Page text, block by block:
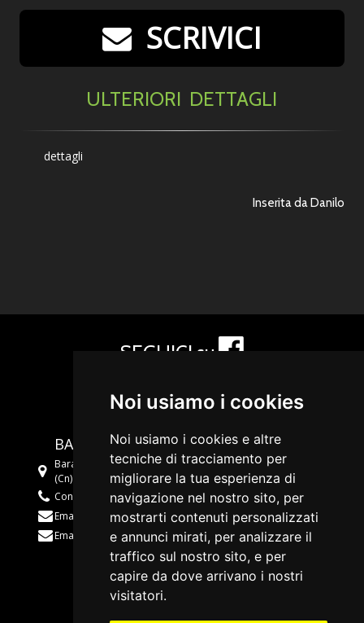
Noi usiamo i cookies
Noi usiamo i cookies e altre
tecniche di tracciamento per
migliorare la tua esperienza di
navigazione nel nostro sito, per
mostrarti contenuti personalizzati
e annunci mirati, per analizzare il
traffico sul nostro sito, e per
capire da dove arrivano i nostri
visitatori.
SCRIVICI
ULTERIORI DETTAGLI
dettagli
Inserita da Danilo
SEGUICI su
BARAVALLE AUTO
Baravalle Auto di M. & C. s.n.c., Via Cuneo 34 - 12084 Mondovì
(Cn) - P.I. 01709440042
Contattaci: +39 0174 42988
Email:
posta@baravalleauto.it
Email:
info@baravalleauto.it
Privacy e